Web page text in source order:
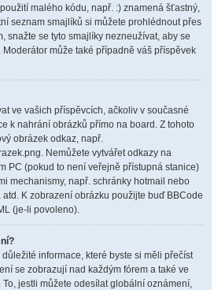
malého kódu, např. :) znamená šťastný,
seznam smajlíků si můžete prohlédnout přes
snažte se tyto smajlíky nezneužívat, aby se
může také případně váš příspěvek
ve vašich příspěvcích, ačkoliv v současné
k nahrání obrázků přímo na board. Z tohoto
obrázek odkaz, např.
Nemůžete vytvářet odkazy na
PC (pokud to není veřejně přístupná stanice)
mechanismy, např. schránky hotmail nebo
K zobrazení obrázku použijte buď BBCode
(je-li povoleno).
informace, které byste si měli přečíst
se zobrazují nad každým fórem a také ve
jestli můžete odesílat globální oznámení,